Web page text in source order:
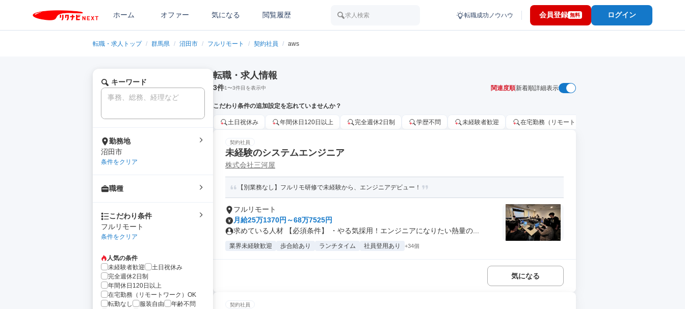
ホーム オファー 気になる 閲覧履歴 求人検索 転職成功ノウハウ 会員登録 無料 ログイン
転職・求人トップ / 群馬県 / 沼田市 / フルリモート / 契約社員 / aws
キーワード
勤務地
沼田市
条件をクリア
職種
こだわり条件
フルリモート
条件をクリア
人気の条件
未経験者歓迎
土日祝休み
完全週休2日制
年間休日120日以上
在宅勤務（リモートワーク）OK
転勤なし
服装自由
年齢不問
転職・求人情報
3件1〜3件目を表示中 関連度順新着順詳細表示
こだわり条件の追加設定を忘れていませんか？
土日祝休み 年間休日120日以上 完全週休2日制 学歴不問 未経験者歓迎 在宅勤務（リモートワーク）OK
契約社員
未経験のシステムエンジニア
株式会社三河屋
【別業務なし】フルリモ研修で未経験から、エンジニアデビュー！
フルリモート
月給25万1370円～68万7525円
求めている人材 【必須条件】 ・やる気採用！エンジニアになりたい熱量の...
業界未経験歓迎 歩合給あり ランチタイム 社員登用あり +34個
気になる
契約社員